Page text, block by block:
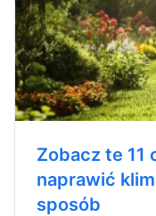
Zobacz te 11
naprawić
sposób